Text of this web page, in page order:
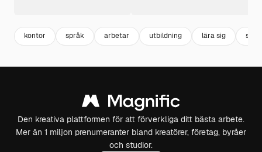
kontor språk arbetar utbildning lära sig
Den kreativa plattformen för att förverkliga ditt bästa arbete.
Mer än 1 miljon prenumeranter bland kreatörer, företag, byråer
och studior.